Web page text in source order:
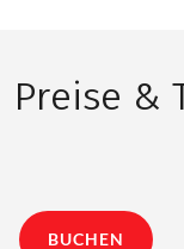
Preise &
BUCHEN